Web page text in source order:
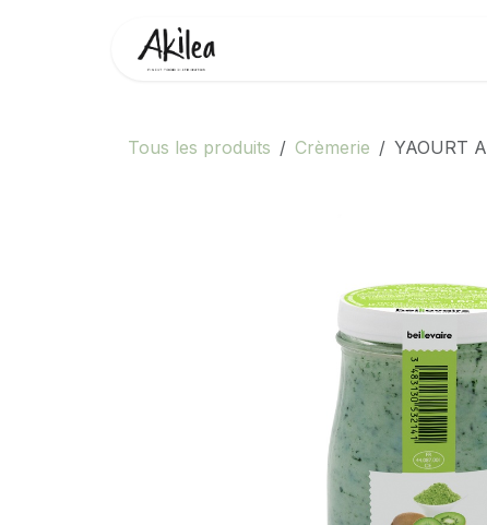
Tous les produits Crèmerie YAOURT